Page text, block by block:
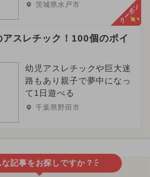
茨城県水戸市 クーポン
アスレチック！100個のポイ
幼児アスレチックや巨大迷
路もあり親子で夢中になっ
て1日遊べる
千葉県野田市
な記事をお探しですか？